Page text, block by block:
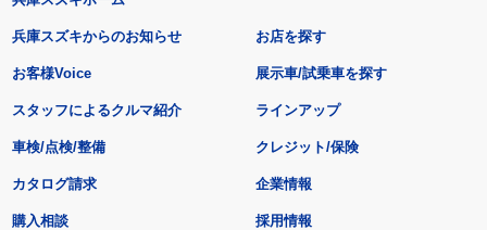
兵庫スズキからのお知らせ
お客様Voice
スタッフによるクルマ紹介
お店を探す
展示車/試乗車を探す
ラインアップ
車検/点検/整備 クレジット/保険
カタログ請求
購入相談
企業情報
採用情報